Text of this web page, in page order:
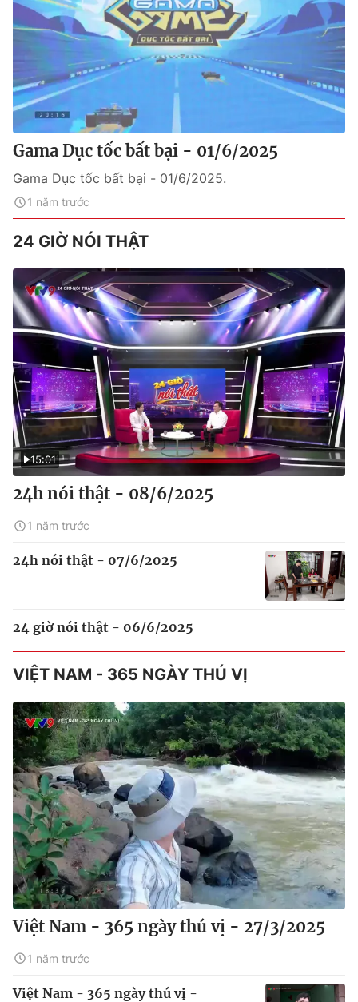
Gama Dục tốc bất bại - 01/6/2025
Gama Dục tốc bất bại - 01/6/2025.
1 năm trước
24 GIỜ NÓI THẬT
15:01
24h nói thật - 08/6/2025
1 năm trước
24h nói thật - 07/6/2025
24 giờ nói thật - 06/6/2025
VIỆT NAM - 365 NGÀY THÚ VỊ
Việt Nam - 365 ngày thú vị - 27/3/2025
1 năm trước
Việt Nam - 365 ngày thú vị -